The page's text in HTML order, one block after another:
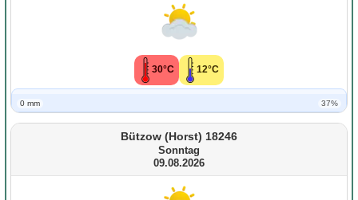
30°C 12°C
0 mm 37%
Bützow (Horst) 18246
Sonntag
09.08.2026